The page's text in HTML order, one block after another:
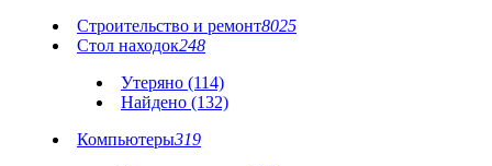
Строительство и ремонт8025
Стол находок248
Утеряно (114)
Найдено (132)
Компьютеры319